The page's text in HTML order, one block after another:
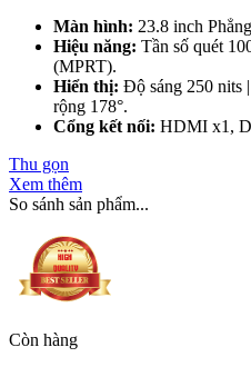
Màn hình: 23.8 inch
Hiệu năng: Tần số quét
(MPRT).
Hiển thị: Độ sáng 250 nits
rộng 178°.
Cổng kết nối: HDMI x1,
Thu gọn
Xem thêm
So sánh sản phẩm...
Còn hàng